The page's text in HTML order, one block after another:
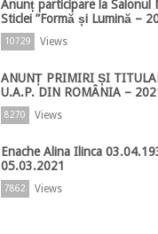
Anunț participare la Salonul
Sticlei ”Formă și Lumină –
10729 Views
ANUNȚ PRIMIRI ȘI
U.A.P. DIN ROMÂNIA –
8270 Views
Enache Alina Ilinca
05.03.2021
7862 Views